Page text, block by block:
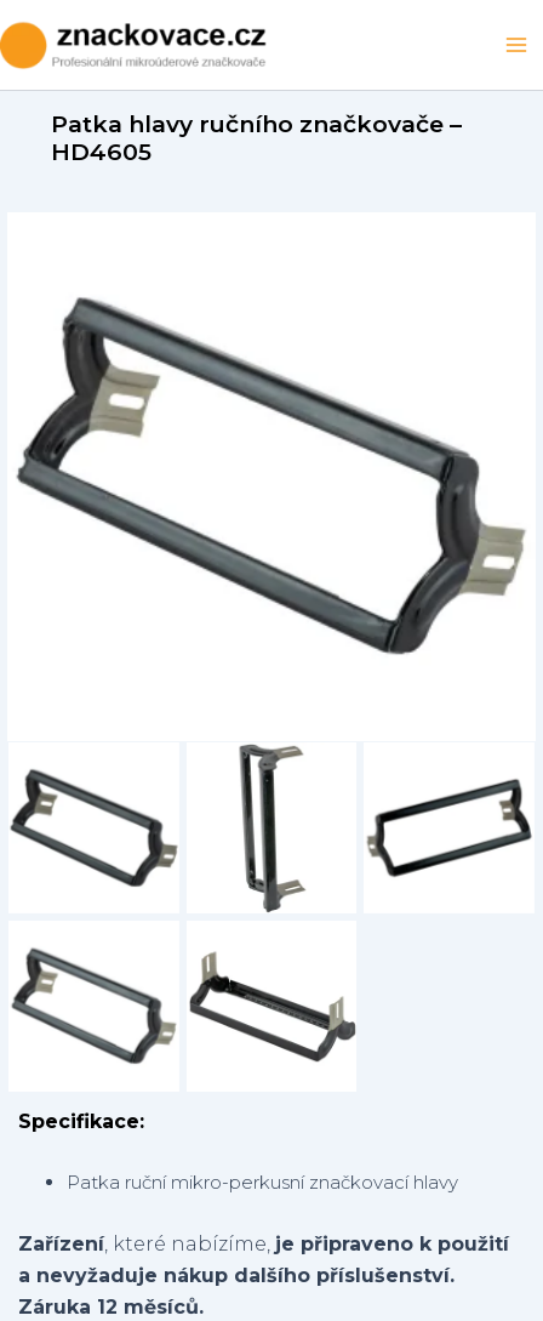
na
obsah
Patka hlavy ručního značkovače –
HD4605
Specifikace:
Patka ruční mikro-perkusní značkovací hlavy
Zařízení, které nabízíme, je připraveno k použití
a nevyžaduje nákup dalšího příslušenství.
Záruka 12 měsíců.